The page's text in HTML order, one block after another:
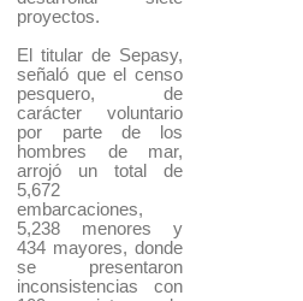
proyectos.
El titular de Sepasy,
señaló que el censo
pesquero, de
carácter voluntario
por parte de los
hombres de mar,
arrojó un total de
5,672
embarcaciones,
5,238 menores y
434 mayores, donde
se presentaron
inconsistencias con